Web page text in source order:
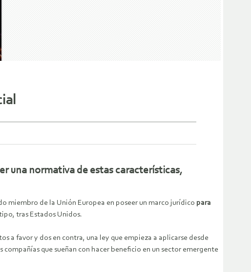
una normativa de estas características,
miembro de la Unión Europea en poseer un marco jurídico para
tras Estados Unidos.
a favor y dos en contra, una ley que empieza a aplicarse desde
que sueñan con hacer beneficio en un sector emergente